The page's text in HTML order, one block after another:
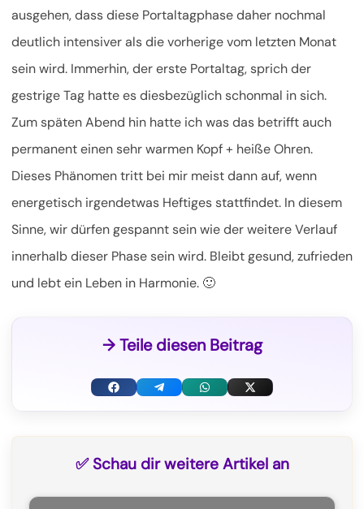
ausgehen, dass diese Portaltagphase daher nochmal
deutlich intensiver als die vorherige vom letzten Monat
sein wird. Immerhin, der erste Portaltag, sprich der
gestrige Tag hatte es diesbezüglich schonmal in sich.
Zum späten Abend hin hatte ich was das betrifft auch
permanent einen sehr warmen Kopf + heiße Ohren.
Dieses Phänomen tritt bei mir meist dann auf, wenn
energetisch irgendetwas Heftiges stattfindet. In diesem
Sinne, wir dürfen gespannt sein wie der weitere Verlauf
innerhalb dieser Phase sein wird. Bleibt gesund, zufrieden
und lebt ein Leben in Harmonie. 🙂
→ Teile diesen Beitrag
F
T
W
X
T
✅ Schau dir weitere Artikel an